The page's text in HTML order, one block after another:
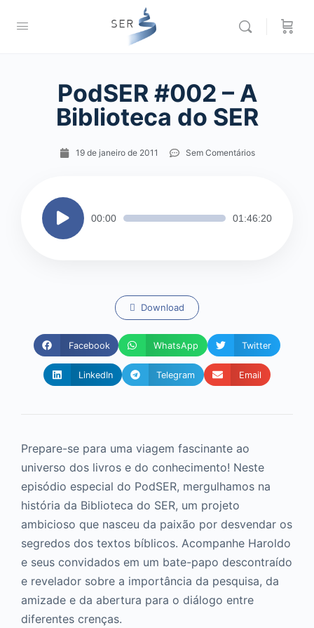
PodSER #002 – A
Biblioteca do SER
19 de janeiro de 2011 Sem Comentários
Tocador
de
áudio
00:00 01:46:20
Download
Facebook WhatsApp Twitter
LinkedIn Telegram Email
Prepare-se para uma viagem fascinante ao
universo dos livros e do conhecimento! Neste
episódio especial do PodSER, mergulhamos na
história da Biblioteca do SER, um projeto
ambicioso que nasceu da paixão por desvendar os
segredos dos textos bíblicos. Acompanhe Haroldo
e seus convidados em um bate-papo descontraído
e revelador sobre a importância da pesquisa, da
amizade e da abertura para o diálogo entre
diferentes crenças.